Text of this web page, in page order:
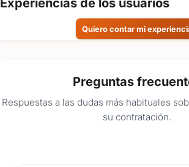
Experiencias de los usuarios
Quiero contar mi
Preguntas
Respuestas a las dudas más habituales
su contratación.